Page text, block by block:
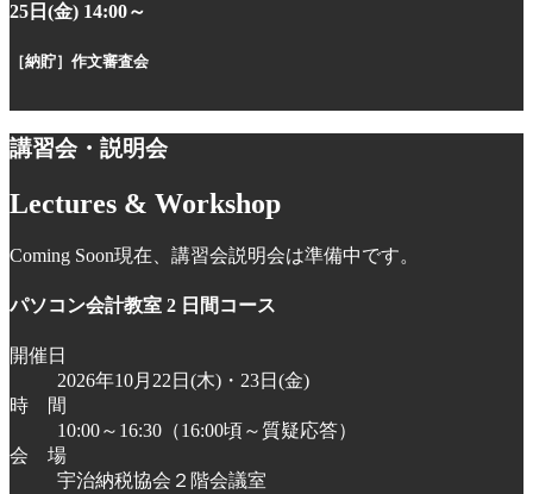
25日(金) 14:00～
［納貯］ 作文審査会
講習会・説明会
Lectures & Workshop
Coming Soon現在、講習会説明会は準備中です。
パソコン会計教室 2 日間コース
開催日
2026年10月22日(木)・23日(金)
時 間
10:00～16:30（16:00頃～質疑応答）
会 場
宇治納税協会２階会議室